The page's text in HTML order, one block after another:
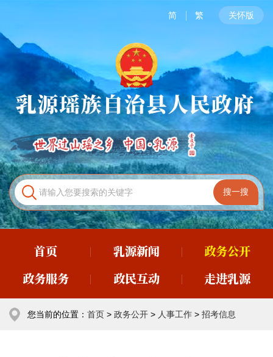
简 繁 关怀版
首页 乳源新闻
政务公开
政务服务
政民互动 走进乳源
您当前的位置： 首页 > 政务公开 > 人事工作 > 招考信息